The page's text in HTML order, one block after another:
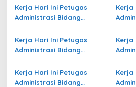
di Tulungagung Terbaru
di
Kerja Hari Ini Petugas
Administrasi Bidang
Terbaru
Kerja
di
Kerja Hari Ini Petugas
Administrasi Bidang
Terbaru
Kerja
di
Kerja Hari Ini Petugas
Administrasi Bidang
Kerja